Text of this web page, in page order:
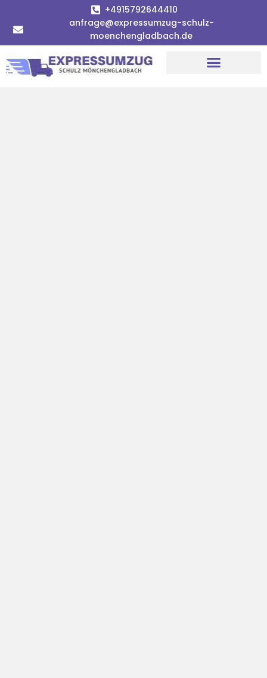
+4915792644410
anfrage@expressumzug-schulz-
moenchengladbach.de